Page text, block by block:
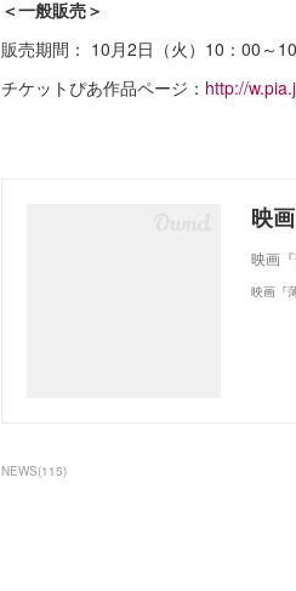
＜一般販売＞
販売期間： 10月2日（火）10：00～
チケットぴあ作品ページ： http://
映
映画
映画『
NEWS(115)